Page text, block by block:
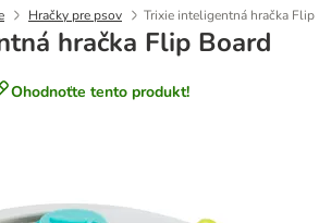
Hračky pre psov Trixie inteligentná hračka Flip
hračka Flip Board
Ohodnoťte tento produkt!